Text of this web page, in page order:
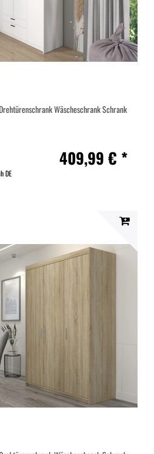
Wäscheschrank Schrank
409,99 € *
DE